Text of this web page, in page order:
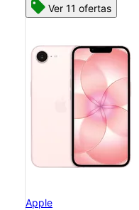
Ver 11 ofertas
Apple